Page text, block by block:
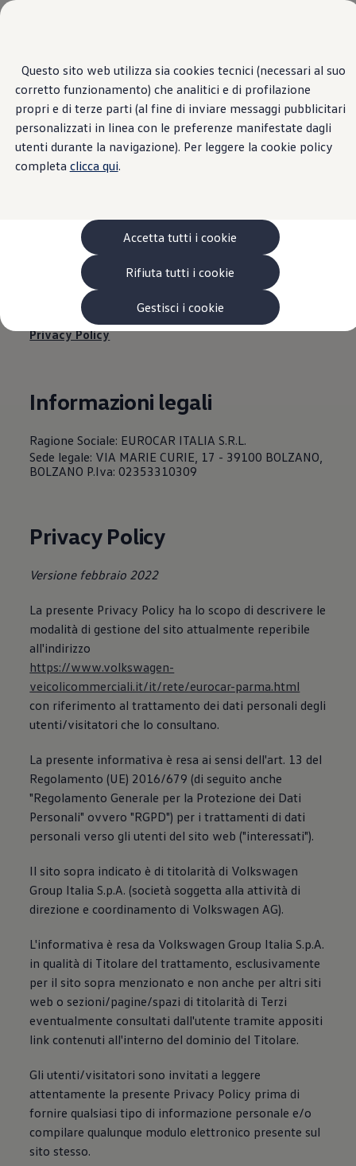
Questo sito web utilizza sia cookies tecnici (necessari al suo
corretto funzionamento) che analitici e di profilazione
propri e di terze parti (al fine di inviare messaggi pubblicitari
personalizzati in linea con le preferenze manifestate dagli
utenti durante la navigazione). Per leggere la cookie policy
completa clicca qui.
Accetta tutti i cookie
Rifiuta tutti i cookie
Gestisci i cookie
Passa ai
contenuti
principali
Passa
a
fondo
pagina
VanLife
Pick-up
Veicoli Commerciali Elettrici
Van
Modelli precedenti
Confronta i modelli
Configurazioni salvate
Volkswagen Auto
Acquista il tuo Veicolo Volkswagen
Ecoincentivi Volkswagen
5 Plus
Usato Certificato
Garanzia Usato
Assicurazioni
Clienti Business
Gamma, promozioni e servizi
Service Flotte
Più Credito
Noleggio
Servizi Assicurativi
Polizza Protezione Credito
Assicurazione GAP Protezioneventi
Estensione Garanzia Usato
Allestimenti e personalizzazioni
Allestimenti chiavi in mano
Listini e Dati tecnici
Mobilità elettrica e Ibrida Plug-In
Guida sui veicoli elettrici e sulle batterie
Veicoli elettrici
Soluzioni di ricarica e autonomia
Simulatore del tempo di ricarica
Simulatore dell’autonomia
Ricarica domestica
Ricarica in movimento
Accessori per la ricarica
VW Connect
VW Connect per ID. Buzz
VW Connect per Amarok
VW Connect per Transporter e Caravelle
Sistemi di assistenza alla guida
Aggiornamenti software
Car-Net e App-connect
California App
Service
Promozioni
Piani di Manutenzione
Ricambi, Oli Motore e Fluidi
Ruote e Pneumatici
Servizio Officina Mobile
Finanziamento Save&Care
Accessori
Manuale uso e Manutenzione
Servizio Mobilità
Mondo Volkswagen
Il Bar del Lunedì
VanLife Stories
75 anni di Bulli
Guida autonoma
ID. Buzz al World Ducati Week 2026
EUROCAR - PARMA |
Informazioni legali
Informazioni legali
Privacy Policy
Informazioni legali
Ragione Sociale: EUROCAR ITALIA S.R.L.
Sede legale: VIA MARIE CURIE, 17 - 39100 BOLZANO,
BOLZANO P.Iva: 02353310309
Privacy Policy
Versione febbraio 2022
La presente Privacy Policy ha lo scopo di descrivere le
modalità di gestione del sito attualmente reperibile
all'indirizzo
https://www.volkswagen-
veicolicommerciali.it/it/rete/eurocar-parma.html
con riferimento al trattamento dei dati personali degli
utenti/visitatori che lo consultano.
La presente informativa è resa ai sensi dell'art. 13 del
Regolamento (UE) 2016/679 (di seguito anche
"Regolamento Generale per la Protezione dei Dati
Personali" ovvero "RGPD") per i trattamenti di dati
personali verso gli utenti del sito web ("interessati").
Il sito sopra indicato è di titolarità di Volkswagen
Group Italia S.p.A. (società soggetta alla attività di
direzione e coordinamento di Volkswagen AG).
L'informativa è resa da Volkswagen Group Italia S.p.A.
in qualità di Titolare del trattamento, esclusivamente
per il sito sopra menzionato e non anche per altri siti
web o sezioni/pagine/spazi di titolarità di Terzi
eventualmente consultati dall'utente tramite appositi
link contenuti all'interno del dominio del Titolare.
Gli utenti/visitatori sono invitati a leggere
attentamente la presente Privacy Policy prima di
fornire qualsiasi tipo di informazione personale e/o
compilare qualunque modulo elettronico presente sul
sito stesso.